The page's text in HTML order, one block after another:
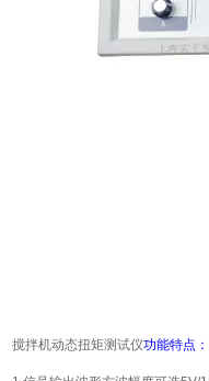
搅拌机动态扭矩测试仪功能特点：